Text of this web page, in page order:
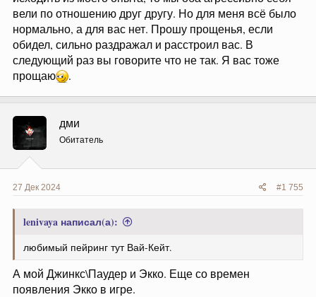
вели по отношению друг другу. Но для меня всё было
нормально, а для вас нет. Прошу прощенья, если
обидел, сильно раздражал и расстроил вас. В
следующий раз вы говорите что не так. Я вас тоже
прощаю
.
дми
Обитатель
27 Дек 2024 #1 755
lenivaya написал(а):
любимый пейринг тут Вай-Кейт.
А мой Джинкс\Паудер и Экко. Еще со времен
появления Экко в игре.